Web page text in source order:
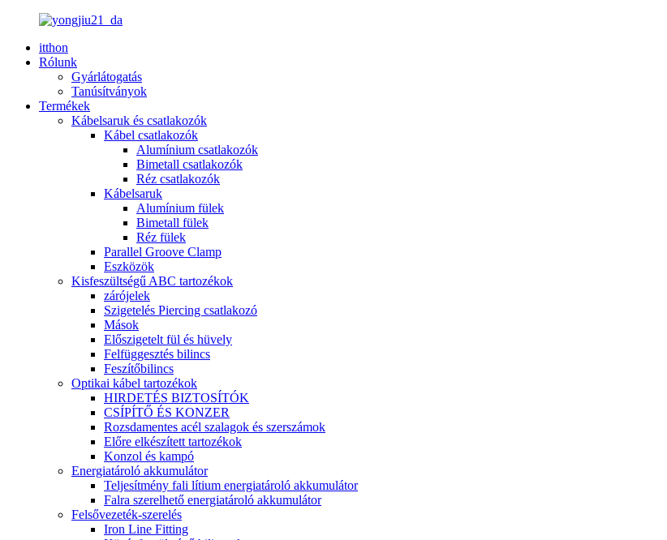
itthon
Rólunk
Gyárlátogatás
Tanúsítványok
Termékek
Kábelsaruk és csatlakozók
Kábel csatlakozók
Alumínium csatlakozók
Bimetall csatlakozók
Réz csatlakozók
Kábelsaruk
Alumínium fülek
Bimetall fülek
Réz fülek
Parallel Groove Clamp
Eszközök
Kisfeszültségű ABC tartozékok
zárójelek
Szigetelés Piercing csatlakozó
Mások
Előszigetelt fül és hüvely
Felfüggesztés bilincs
Feszítőbilincs
Optikai kábel tartozékok
HIRDETÉS BIZTOSÍTÓK
CSÍPÍTŐ ÉS KONZER
Rozsdamentes acél szalagok és szerszámok
Előre elkészített tartozékok
Konzol és kampó
Energiatároló akkumulátor
Teljesítmény fali lítium energiatároló akkumulátor
Falra szerelhető energiatároló akkumulátor
Felsővezeték-szerelés
Iron Line Fitting